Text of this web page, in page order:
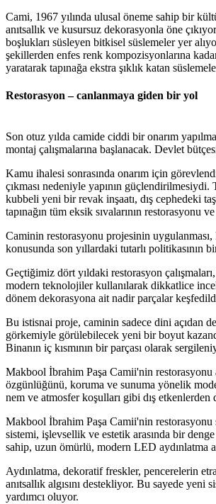
Cami, 1967 yılında ulusal öneme sahip bir
anıtsallık ve kusursuz dekorasyonla öne
boşlukları süsleyen bitkisel süslemeler yer
şekillerden enfes renk kompozisyonlarına
yaratarak tapınağa ekstra şıklık katan
Restorasyon – canlanmaya giden bir yol
Son otuz yılda camide ciddi bir onarım
montaj çalışmalarına başlanacak. Devlet
Kamu ihalesi sonrasında onarım için
çıkması nedeniyle yapının
kubbeli yeni bir revak inşaatı, dış cephedeki
tapınağın tüm eksik sıvalarının
Caminin restorasyonu projesinin
konusunda son yıllardaki tutarlı politikasının
Geçtiğimiz dört yıldaki restorasyon
modern teknolojiler kullanılarak dikkatlice
dönem dekorasyona ait nadir parçalar
Bu istisnai proje, caminin sadece dini açıdan
görkemiyle görülebilecek yeni bir boyut
Binanın iç kısmının bir parçası olarak
Makbool İbrahim Paşa Camii'nin restorasyonu
özgünlüğünü, koruma ve sunuma yönelik
nem ve atmosfer koşulları gibi dış
Makbool İbrahim Paşa Camii'nin restorasyonu
sistemi, işlevsellik ve estetik arasında bir
sahip, uzun ömürlü, modern LED aydınlatma
Aydınlatma, dekoratif freskler, pencerelerin
anıtsallık algısını destekliyor. Bu sayede
yardımcı oluyor.